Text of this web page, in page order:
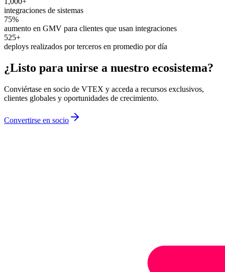
integraciones de sistemas
75%
aumento en GMV para clientes que usan integraciones
525+
deploys realizados por terceros en promedio por día
¿Listo para unirse a nuestro ecosistema?
Conviértase en socio de VTEX y acceda a recursos exclusivos,
clientes globales y oportunidades de crecimiento.
Convertirse en socio